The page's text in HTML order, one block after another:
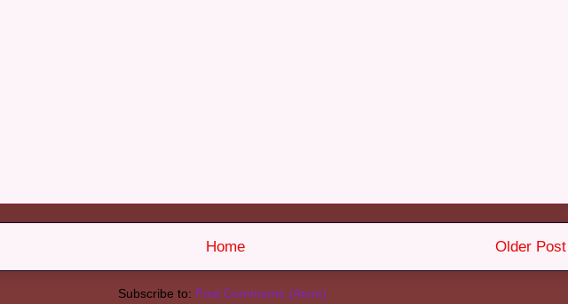
Older Post
Home
Subscribe to: Post Comments (Atom)